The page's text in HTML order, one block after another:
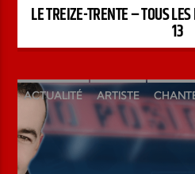
LE TREIZE-TRENTE – TOUS
13
ACTUALITÉ ARTISTE
ÉMISSION INTERVIEW
PAROLE DE FOI